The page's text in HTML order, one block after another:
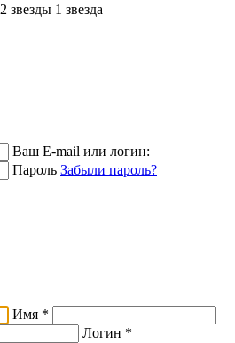
2 звeзды 1 звeзда
Ваш E-mail или логин:
Пароль Забыли пароль?
Имя *
Логин *